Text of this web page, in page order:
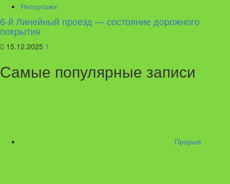
Репортажи
6-й Линейный проезд — состояние дорожного
покрытия
15.12.2025 1
Самые популярные записи
Прорыв